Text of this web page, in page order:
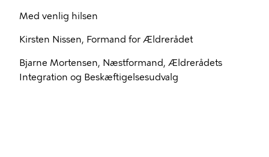
Med venlig hilsen
Kirsten Nissen, Formand for Ældrerådet
Bjarne Mortensen, Næstformand, Ældrerådets
Integration og Beskæftigelsesudvalg